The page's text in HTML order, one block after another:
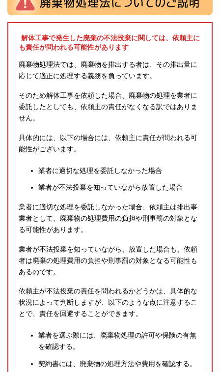
解体工事で発生した廃棄の不法投棄に関しては、依頼主に
も責任が問われる可能性があります
廃棄物処理法では、廃棄物を排出する者は、その排出量に
応じて適正に処理する義務を負っています。
そのため解体工事を依頼した場合、廃棄物の処理を業者に
委託したとしても、依頼主の責任がなくなる訳ではありま
せん。
具体的には、以下の場合には、依頼主に責任が問われる可
能性がございます。
業者に適切な処理を委託しなかった場合
業者が不法投棄を知っていながら放置した場合
業者に適切な処理を委託しなかった場合、依頼主は排出事
業者として、廃棄物の処理費用の負担や刑事罰の対象とな
る可能性があります。
業者が不法投棄を知っていながら、放置した場合も、依頼
者は廃棄の処理費用の負担や刑事罰の対象となる可能性も
あるのです。
依頼主が不法投棄の責任を問われるかどうかは、具体的な
状況によって判断しますが、以下のような点に注意するこ
とで、責任を回避することができます。
業者を選ぶ際には、廃棄物処理の許可や保険の有無
を確認する。
契約書には、廃棄物の処理方法や費用を確認する。